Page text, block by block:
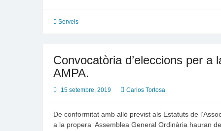
activitats
Serveis
Convocatòria d’eleccions per
AMPA.
15 setembre, 2019 Carlos Tortosa
De conformitat amb allò previst als Estatuts de
a la propera Assemblea General Ordinària hauran